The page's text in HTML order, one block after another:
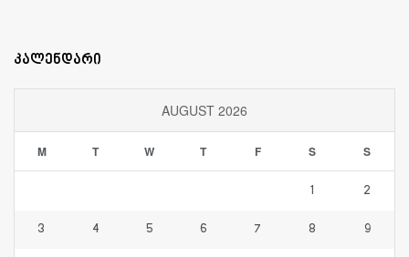
კალენდარი
AUGUST 2026
M T W T F S S
1 2
3 4 5 6 7 8 9